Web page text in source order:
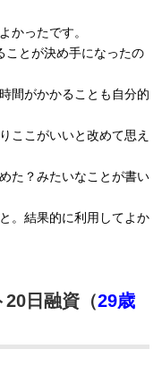
かったです。
ことが決め手になったの
間がかかることも自分的
ここがいいと改めて思え
た？みたいなことが書い
。結果的に利用してよか
日融資（29歳